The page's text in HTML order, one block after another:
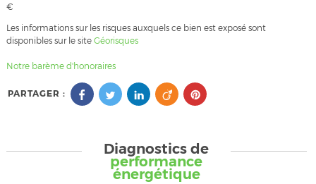
€
Les informations sur les risques auxquels ce bien est exposé sont
disponibles sur le site Géorisques
Notre barème d'honoraires
PARTAGER :
Diagnostics de
performance
énergétique